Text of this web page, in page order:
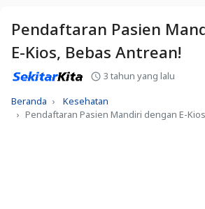
Pendaftaran Pasien
E-Kios, Bebas Antrean!
3 tahun yang lalu
Beranda
Kesehatan
Pendaftaran Pasien Mandiri dengan E-